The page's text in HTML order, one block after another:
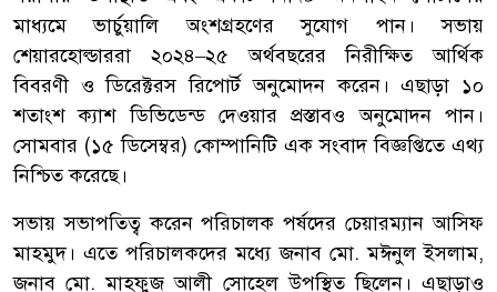
মাধ্যমে ভার্চুয়ালি অংশগ্রহণের সুযোগ পান। সভায়
শেয়ারহোল্ডাররা ২০২৪–২৫ অর্থবছরের নিরীক্ষিত আর্থিক
বিবরণী ও ডিরেক্টরস রিপোর্ট অনুমোদন করেন। এছাড়া ১০
শতাংশ ক্যাশ ডিভিডেন্ড দেওয়ার প্রস্তাবও অনুমোদন পান।
সোমবার (১৫ ডিসেম্বর) কোম্পানিটি এক সংবাদ বিজ্ঞপ্তিতে এথ্য
নিশ্চিত করেছে।
সভায় সভাপতিত্ব করেন পরিচালক পর্ষদের চেয়ারম্যান আসিফ
মাহমুদ। এতে পরিচালকদের মধ্যে জনাব মো. মঈনুল ইসলাম,
জনাব মো. মাহফুজ আলী সোহেল উপস্থিত ছিলেন। এছাড়াও